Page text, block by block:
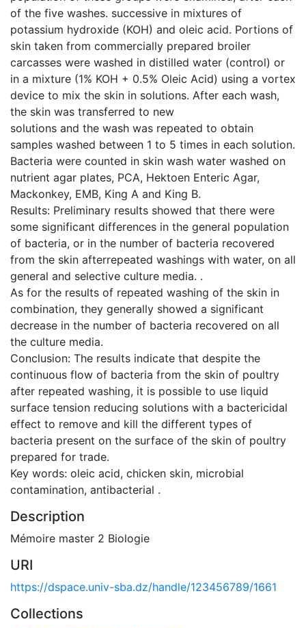
of the five washes. successive in mixtures of
potassium hydroxide (KOH) and oleic acid. Portions of
skin taken from commercially prepared broiler
carcasses were washed in distilled water (control) or
in a mixture (1% KOH + 0.5% Oleic Acid) using a vortex
device to mix the skin in solutions. After each wash,
the skin was transferred to new
solutions and the wash was repeated to obtain
samples washed between 1 to 5 times in each solution.
Bacteria were counted in skin wash water washed on
nutrient agar plates, PCA, Hektoen Enteric Agar,
Mackonkey, EMB, King A and King B.
Results: Preliminary results showed that there were
some significant differences in the general population
of bacteria, or in the number of bacteria recovered
from the skin afterrepeated washings with water, on all
general and selective culture media. .
As for the results of repeated washing of the skin in
combination, they generally showed a significant
decrease in the number of bacteria recovered on all
the culture media.
Conclusion: The results indicate that despite the
continuous flow of bacteria from the skin of poultry
after repeated washing, it is possible to use liquid
surface tension reducing solutions with a bactericidal
effect to remove and kill the different types of
bacteria present on the surface of the skin of poultry
prepared for trade.
Key words: oleic acid, chicken skin, microbial
contamination, antibacterial .
Description
Mémoire master 2 Biologie
URI
https://dspace.univ-sba.dz/handle/123456789/1661
Collections